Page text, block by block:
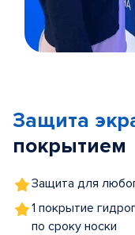
5
Защита
покрытием
Защита для
1 покрытие
по сроку носки